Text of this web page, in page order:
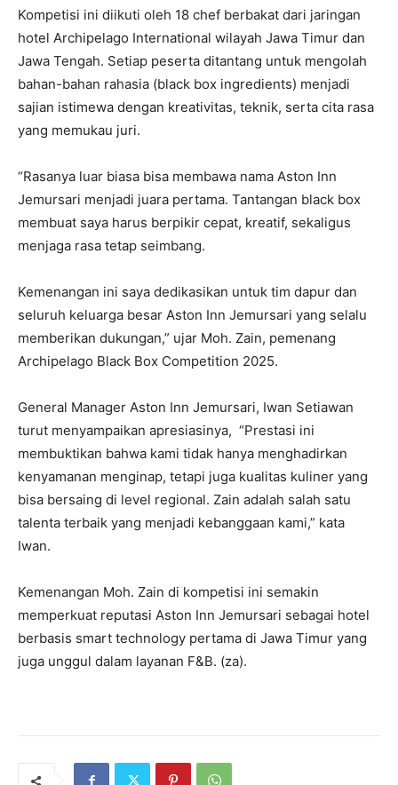
Kompetisi ini diikuti oleh 18 chef berbakat dari jaringan
hotel Archipelago International wilayah Jawa Timur dan
Jawa Tengah. Setiap peserta ditantang untuk mengolah
bahan-bahan rahasia (black box ingredients) menjadi
sajian istimewa dengan kreativitas, teknik, serta cita rasa
yang memukau juri.
“Rasanya luar biasa bisa membawa nama Aston Inn
Jemursari menjadi juara pertama. Tantangan black box
membuat saya harus berpikir cepat, kreatif, sekaligus
menjaga rasa tetap seimbang.
Kemenangan ini saya dedikasikan untuk tim dapur dan
seluruh keluarga besar Aston Inn Jemursari yang selalu
memberikan dukungan,” ujar Moh. Zain, pemenang
Archipelago Black Box Competition 2025.
General Manager Aston Inn Jemursari, Iwan Setiawan
turut menyampaikan apresiasinya, “Prestasi ini
membuktikan bahwa kami tidak hanya menghadirkan
kenyamanan menginap, tetapi juga kualitas kuliner yang
bisa bersaing di level regional. Zain adalah salah satu
talenta terbaik yang menjadi kebanggaan kami,” kata
Iwan.
Kemenangan Moh. Zain di kompetisi ini semakin
memperkuat reputasi Aston Inn Jemursari sebagai hotel
berbasis smart technology pertama di Jawa Timur yang
juga unggul dalam layanan F&B. (za).